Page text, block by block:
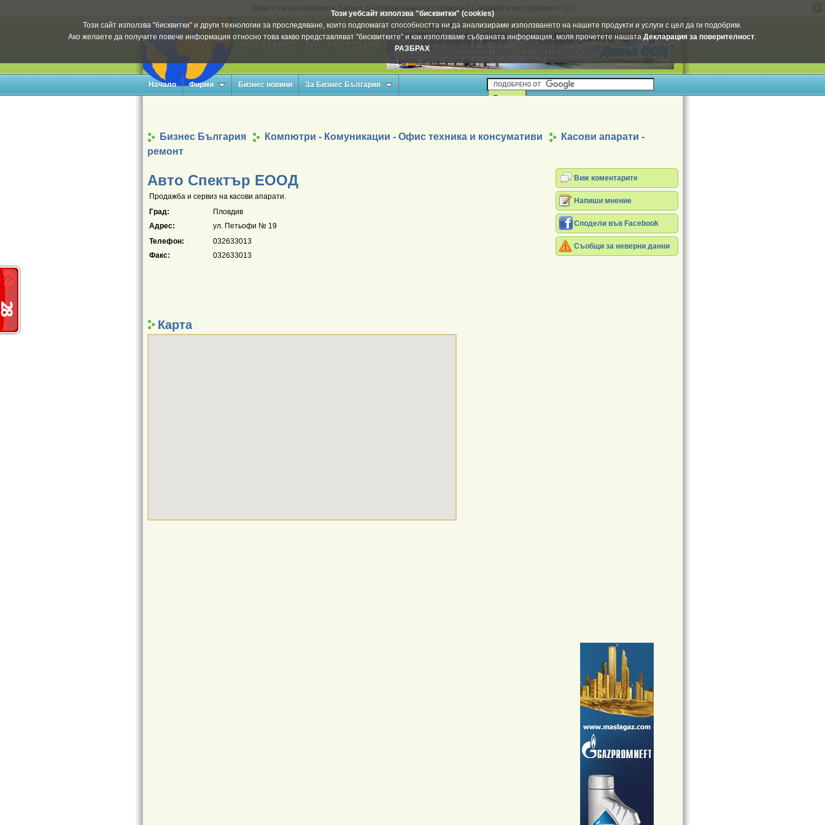
Искате ли да направите Бизнес България начална страница? Следвайте инструкциите
Този уебсайт използва "бисквитки" (cookies)
Този сайт използва "бисквитки" и други технологии за проследяване, които подпомагат способността ни да анализираме използването на нашите продукти и услуги с цел да ги подобрим.
Ако желаете да получите повече информация относно това какво представляват "бисквитките" и как използваме събраната информация, моля прочетете нашатаДекларация за поверителност.
РАЗБРАХ
Select Language ▼
Вашата реклама тук
Начало Фирми Бизнес новини За Бизнес България
Бизнес България Компютри - Комуникации - Офис техника и консумативи
Касови апарати -
ремонт
Авто Спектър ЕООД
Продажба и сервиз на касови апарати.
Град:
Пловдив
Адрес:
ул. Петьофи № 19
Телефон:
032633013
Факс:
032633013
Карта
Виж коментарите
Напиши мнение
Сподели във Facebook
Съобщи за неверни данни